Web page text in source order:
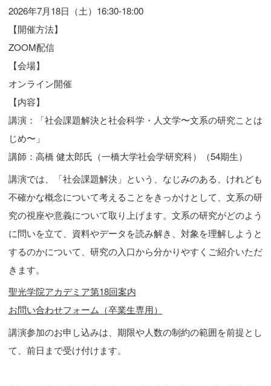
2026年7月18日（土）16:30-18:00
【開催方法】
ZOOM配信
【会場】
オンライン開催
【内容】
講演：「社会課題解決と社会科学・人文学〜文系の研究ことは
じめ〜」
講師：高橋 健太郎氏（一橋大学社会学研究科）（54期生）
講演では、「社会課題解決」という、なじみのある、けれども
不確かな概念について考えることをきっかけとして、文系の研
究の視座や意義について取り上げます。文系の研究がどのよう
に問いを立て、資料やデータを読み解き、対象を理解しようと
するのかについて、研究の入口から分かりやすくご紹介いただ
きます。
聖光学院アカデミア第18回案内
お問い合わせフォーム（卒業生専用）
講演参加のお申し込みは、期限や人数の制約の範囲を前提とし
て、前日まで受け付けます。